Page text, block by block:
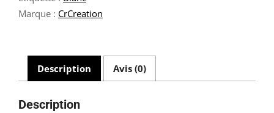
et
Blanc
Marque : CrCreation
Description Avis (0)
Description